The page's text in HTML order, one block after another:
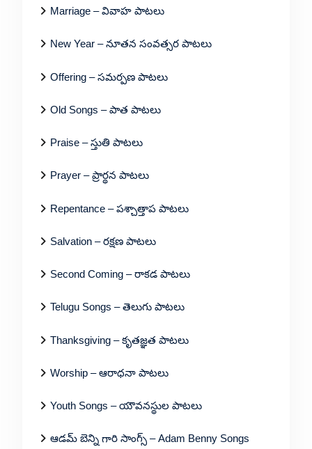
Marriage – వివాహ పాటలు
New Year – నూతన సంవత్సర పాటలు
Offering – సమర్పణ పాటలు
Old Songs – పాత పాటలు
Praise – స్తుతి పాటలు
Prayer – ప్రార్థన పాటలు
Repentance – పశ్చాత్తాప పాటలు
Salvation – రక్షణ పాటలు
Second Coming – రాకడ పాటలు
Telugu Songs – తెలుగు పాటలు
Thanksgiving – కృతజ్ఞత పాటలు
Worship – ఆరాధనా పాటలు
Youth Songs – యౌవనస్థుల పాటలు
ఆడమ్ బెన్ని గారి సాంగ్స్ – Adam Benny Songs